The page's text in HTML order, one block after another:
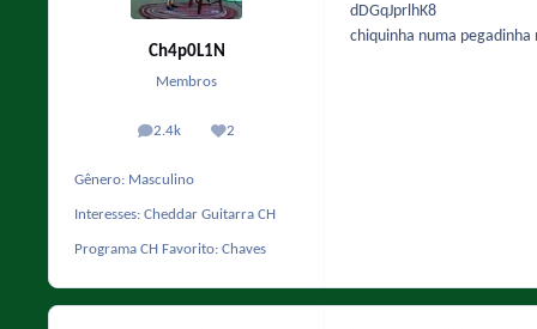
Ch4p0L1N
Membros
2.4k
posts 2
Reputação
Gênero: Masculino
Interesses: Cheddar Guitarra CH
Programa CH Favorito: Chaves
dDGqJprlhK8
chiquinha numa pegadinha